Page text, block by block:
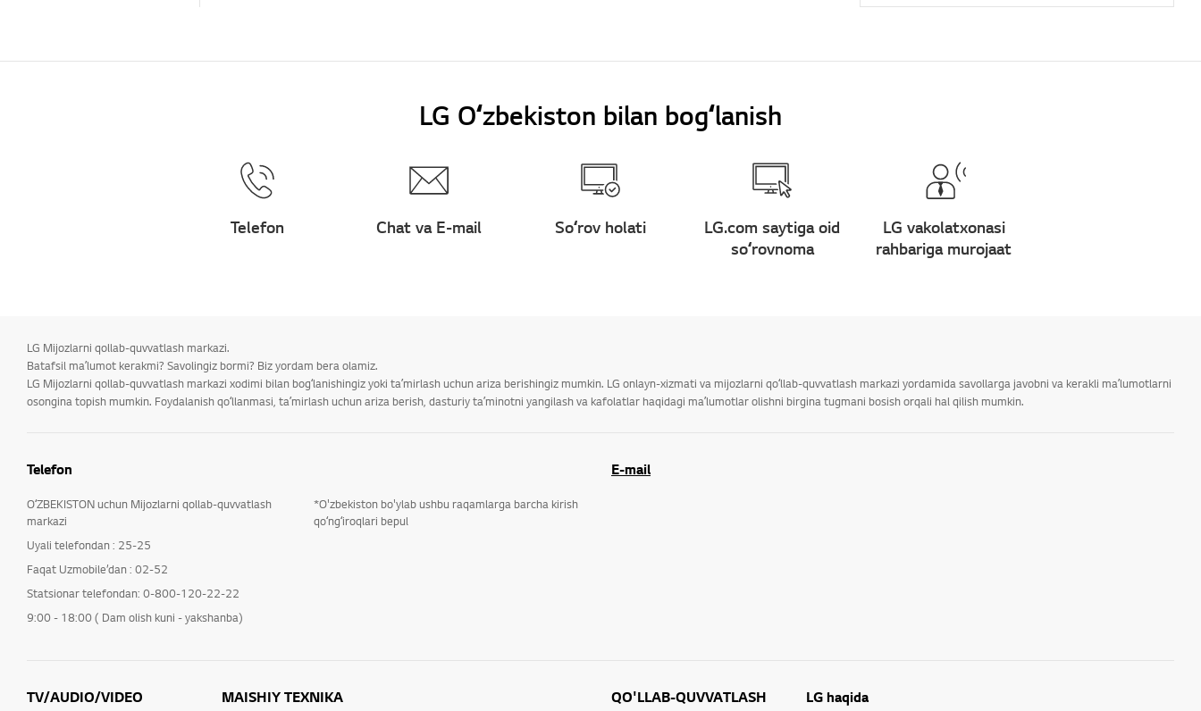
LG Oʻzbekiston bilan bogʻlanish
Telefon Chat va E-mail Soʻrov holati
LG.com saytiga oid
soʻrovnoma
LG vakolatxonasi
rahbariga murojaat
LG Mijozlarni qollab-quvvatlash markazi.
Batafsil maʼlumot kerakmi? Savolingiz bormi? Biz yordam bera olamiz.
LG Mijozlarni qollab-quvvatlash markazi xodimi bilan bogʻlanishingiz yoki taʼmirlash uchun ariza berishingiz mumkin. LG onlayn-xizmati va mijozlarni qoʻllab-quvvatlash markazi yordamida savollarga javobni va kerakli maʼlumotlarni
osongina topish mumkin. Foydalanish qoʻllanmasi, taʼmirlash uchun ariza berish, dasturiy taʼminotni yangilash va kafolatlar haqidagi maʼlumotlar olishni birgina tugmani bosish orqali hal qilish mumkin.
Telefon
OʻZBEKISTON uchun Mijozlarni qollab-quvvatlash
markazi
Uyali telefondan : 25-25
Faqat Uzmobile’dan : 02-52
Statsionar telefondan: 0-800-120-22-22
9:00 - 18:00 ( Dam olish kuni - yakshanba)
*O'zbekiston bo'ylab ushbu raqamlarga barcha kirish
qoʻngʻiroqlari bepul
E-mail
TV/AUDIO/VIDEO MAISHIY TEXNIKA QO'LLAB-QUVVATLASH LG haqida